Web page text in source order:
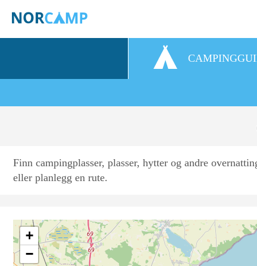
Finn campingplasser, plasser, hytter og andre
eller planlegg en rute.
+
−